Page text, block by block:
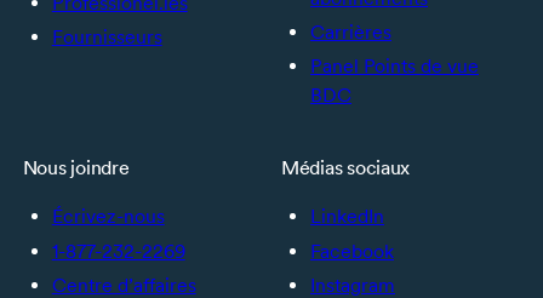
Fournisseurs
Carrières
Panel Points de vue
BDC
Nous joindre
Écrivez-nous
1-877-232-2269
Centre d’affaires
Médias sociaux
LinkedIn
Facebook
Instagram